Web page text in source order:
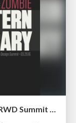
Fight the Zombie Pattern Library - RWD Summit 2016